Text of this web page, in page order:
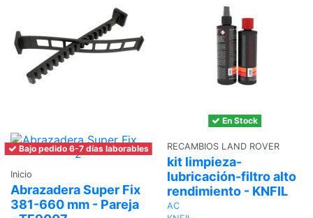
Bajo pedido 6-7 días laborables
Inicio
Abrazadera Super Fix
381-660 mm - Pareja
En Stock
RECAMBIOS LAND ROVER
kit limpieza-
lubricación-filtro alto
rendimiento - KNFIL
AC